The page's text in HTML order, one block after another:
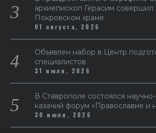
архиепископ Герасим
Покровском храме
01 августа, 2026
Объявлен набор в Центр
специалистов
31 июля, 2026
В Ставрополе состоялся
казачий форум «Православие и
30 июля, 2026